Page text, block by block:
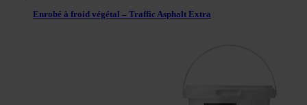
Enrobé à froid végétal – Traffic Asphalt Extra